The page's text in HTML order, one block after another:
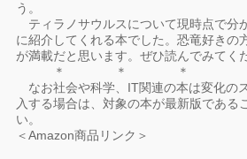
う。
ティラノサウルスについて現時点で分
に紹介してくれる本でした。恐竜好きの
が満載だと思います。ぜひ読んでみてく
＊ ＊ ＊
なお社会や科学、IT関連の本は変化の
入する場合は、対象の本が最新版である
い。
＜Amazon商品リンク＞